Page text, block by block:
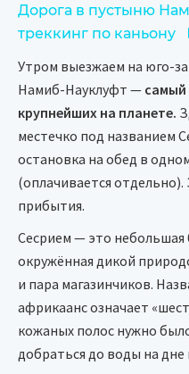
Дорога в пустыню
треккинг по каньону
Утром выезжаем на юго-
Намиб-Науклуфт — самый
крупнейших на планете.
местечко под названием
остановка на обед в
(оплачивается
прибытия.
Сесрием — это небольшая
окружённая дикой
и пара магазинчиков.
африкаанс означает
кожаных полос нужно
добраться до воды на дне